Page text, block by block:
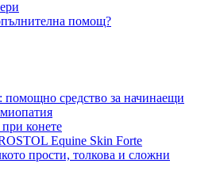
помощ?
средство за начинаещи
конете
Equine Skin Forte
прости, толкова и сложни